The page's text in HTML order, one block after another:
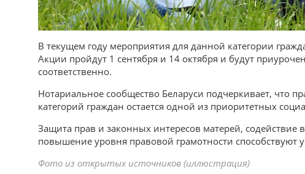
В текущем году мероприятия для данной категории
Акции пройдут 1 сентября и 14 октября и будут
соответственно.
Нотариальное сообщество Беларуси подчеркивает, что
категорий граждан остается одной из приоритетных
Защита прав и законных интересов матерей,
повышение уровня правовой грамотности способствуют
Фото из открытых источников (иллюстрация)